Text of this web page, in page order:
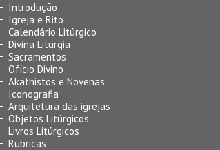
Introdução
Igreja e Rito
Calendário Litúrgico
Divina Liturgia
Sacramentos
Ofício Divino
Akathistos e Novenas
Iconografia
Arquitetura das igrejas
Objetos Litúrgicos
Livros Litúrgicos
Rubricas